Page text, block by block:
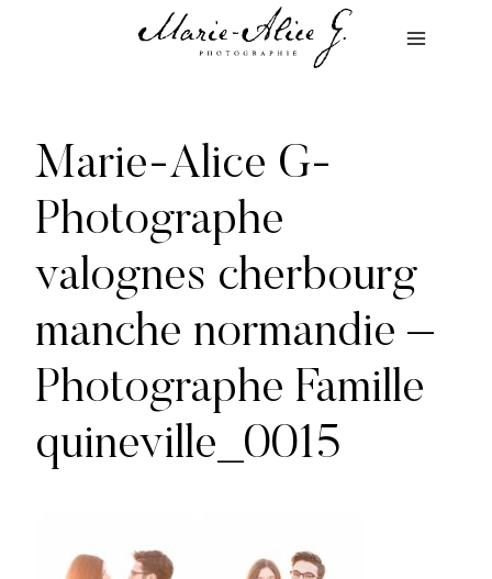
Marie-Alice G-
Photographe
valognes cherbourg
manche normandie –
Photographe Famille
quineville_0015